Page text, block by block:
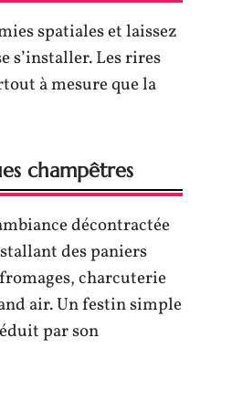
spatiales et laissez
s’installer. Les rires
à mesure que la
champêtres
décontractée
des paniers
charcuterie
air. Un festin simple
par son